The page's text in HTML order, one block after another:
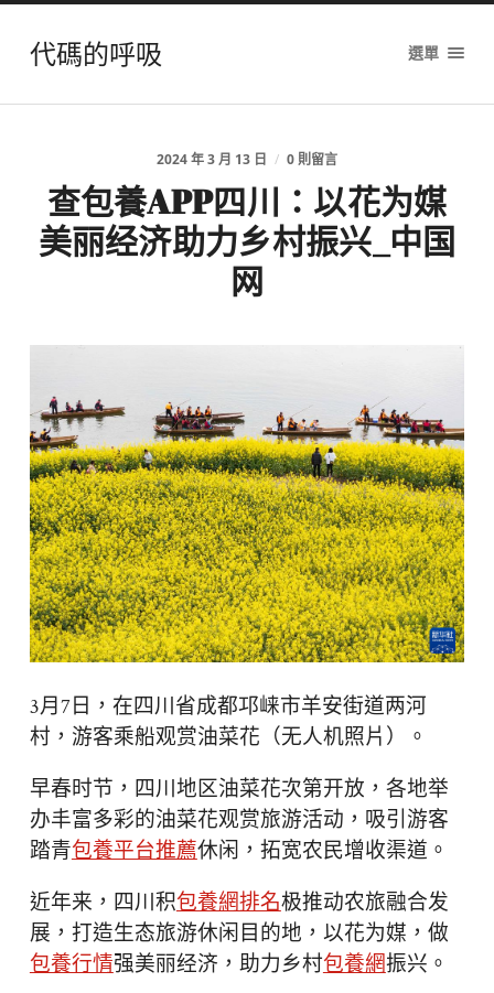
代碼的呼吸 選單
2024 年 3 月 13 日 / 0 則留言
查包養APP四川：以花为媒
美丽经济助力乡村振兴_中国
网
3月7日，在四川省成都邛崃市羊安街道两河
村，游客乘船观赏油菜花（无人机照片）。
早春时节，四川地区油菜花次第开放，各地举
办丰富多彩的油菜花观赏旅游活动，吸引游客
踏青包養平台推薦休闲，拓宽农民增收渠道。
近年来，四川积包養網排名极推动农旅融合发
展，打造生态旅游休闲目的地，以花为媒，做
包養行情强美丽经济，助力乡村包養網振兴。